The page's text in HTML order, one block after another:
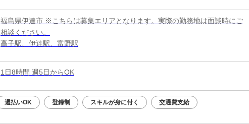
福島県伊達市 ※こちらは募集エリアとなります。実際の勤務地は面談時にご
相談ください。
高子駅、伊達駅、富野駅
1日8時間 週5日からOK
週払いOK 登録制 スキルが身に付く 交通費支給